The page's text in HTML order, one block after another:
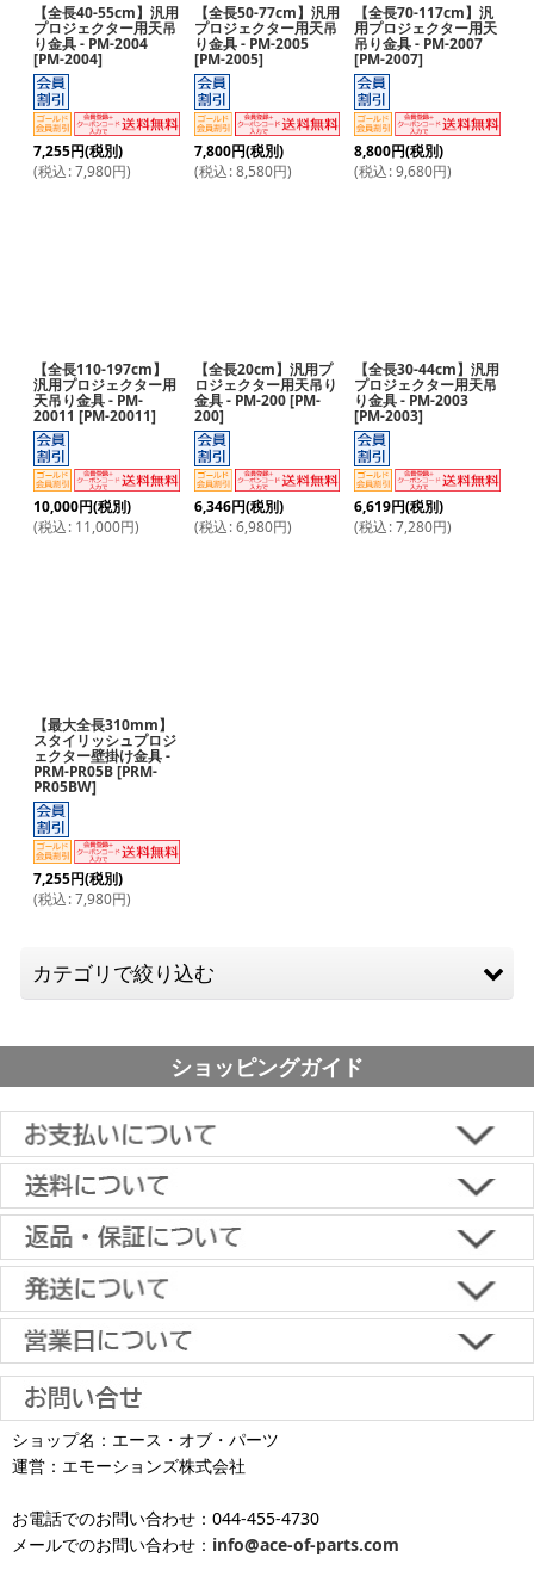
【全長40-55cm】汎用
プロジェクター用天吊
り金具 - PM-2004
[PM-2004]
7,255円(税別)
(税込:7,980円)
【全長50-77cm】汎用
プロジェクター用天吊
り金具 - PM-2005
[PM-2005]
7,800円(税別)
(税込: 8,580円)
【全長70-117cm】汎
用プロジェクター用天
吊り金具 - PM-2007
[PM-2007]
8,800円(税別)
(税込: 9,680円)
【全長110-197cm】
汎用プロジェクター用
天吊り金具 - PM-
20011 [PM-20011]
10,000円(税別)
(税込: 11,000円)
【全長20cm】汎用プ
ロジェクター用天吊り
金具 - PM-200 [PM-
200]
6,346円(税別)
(税込: 6,980円)
【全長30-44cm】汎用
プロジェクター用天吊
り金具 - PM-2003
[PM-2003]
6,619円(税別)
(税込: 7,280円)
【最大全長310mm】
スタイリッシュプロジ
ェクター壁掛け金具 -
PRM-PR05B[PRM-
PR05BW]
7,255円(税別)
(税込:7,980円)
カテゴリで絞り込む
スピーカー金具
ショッピングガイド
■下記よりお選びいただけます。
クレジットカード決済、代金引換、楽天ペイ、郵便振替、銀行振
込、スコア後払い、コンビニ決済、PayPayオンライン決済
※一部適用外の地域や商品がありますのでご了承ください。
※お届け先が異なる場合は別途お届け先分の送料がかかります。
沖縄へのお届けは、送料とは別に地域料金が発生します。サイズに
より金額が異なるので、詳しい料金については
となります（当日・土日祝日出荷不可）
【返品・キャンセルについて】
原則として返品は受け付けておりません。
金具に関しては、条件を満たしている場合は返品をお受けいたしま
す。
【初期不良・保証について】
商品到着後1週間以内であれば、初期不良の受け付けを行います。
返品対応の詳細、各種保証については
をご覧ください。
土日祝日も当日出荷いたします
■お届けについて
お届け日のご指定がない場合は、最短出荷・最短到着で発送いたし
ます。
平日は15時・土曜は11時・日曜祝日は10時までのご注文で当日出荷
が可能です。
土 日 祝日も
発送しています
※出荷休業日を除く
ショップ名：エース・オブ・パーツ
運営：エモーションズ株式会社
お電話でのお問い合わせ：044-455-4730
メールでのお問い合わせ： info@ace-of-parts.com